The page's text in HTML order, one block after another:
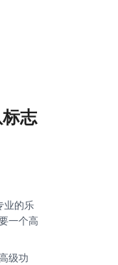
志
业的乐
一个高
级功